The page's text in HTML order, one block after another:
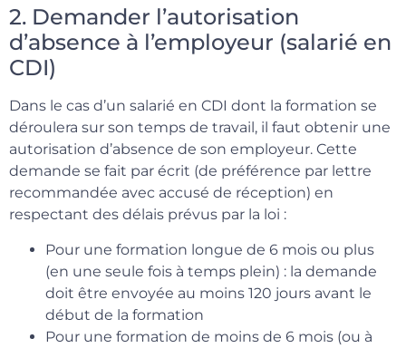
2. Demander l’autorisation
d’absence à l’employeur (salarié en
CDI)
Dans le cas d’un salarié en CDI dont la formation se
déroulera sur son temps de travail, il faut obtenir une
autorisation d’absence de son employeur. Cette
demande se fait par écrit (de préférence par lettre
recommandée avec accusé de réception) en
respectant des délais prévus par la loi :
Pour une formation longue de 6 mois ou plus
(en une seule fois à temps plein) : la demande
doit être envoyée au moins 120 jours avant le
début de la formation
Pour une formation de moins de 6 mois (ou à